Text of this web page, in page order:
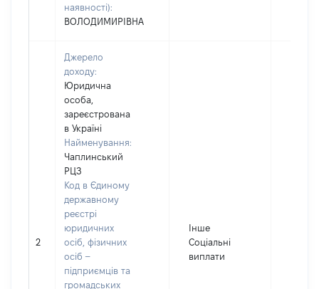
наявності):
ВОЛОДИМИРІВНА
2
Джерело
доходу:
Юридична
особа,
зареєстрована
в Україні
Найменування:
Чаплинський
РЦЗ
Код в Єдиному
державному
реєстрі
юридичних
осіб, фізичних
осіб –
підприємців та
громадських
Інше
Соціальні
виплати